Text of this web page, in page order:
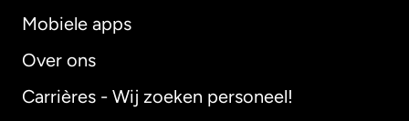
Mobiele apps
Over ons
Carrières - Wij zoeken personeel!